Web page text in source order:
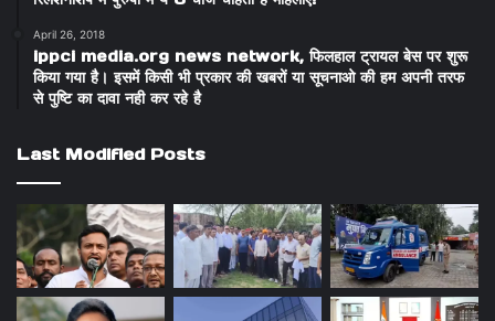
April 26, 2018
ippci media.org news network, फिलहाल ट्रायल बेस पर शुरू
किया गया है। इसमें किसी भी प्रकार की खबरों या सूचनाओ की हम अपनी तरफ
से पुष्टि का दावा नही कर रहे है
Last Modified Posts